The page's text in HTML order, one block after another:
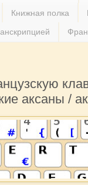
Книжная полка
аксаны /